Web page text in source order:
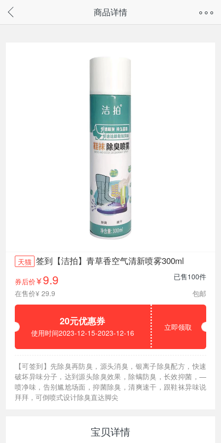
请通过微信或支付宝搜“奇兔客小程序”访问
商品详情
天猫 签到【洁拍】青草香空气清新喷雾300ml
券后价¥ 9.9
已售100件
在售价¥ 29.9
包邮
20元优惠券
使用时间2023-12-15-2023-12-16
立即领取
【可签到】先除臭再防臭，源头消臭，银离子除臭配方，快速
破坏异味分子，达到源头除臭效果，除螨防臭，长效抑菌，—
喷净味，告别尴尬场面，抑菌除臭，清爽速干，跟鞋袜异味说
拜拜，可倒喷式设计除臭直达脚尖
宝贝详情